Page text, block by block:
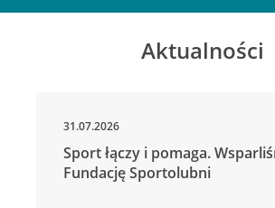
Aktualności
31.07.2026
Sport łączy i pomaga.
Fundację Sportolubni